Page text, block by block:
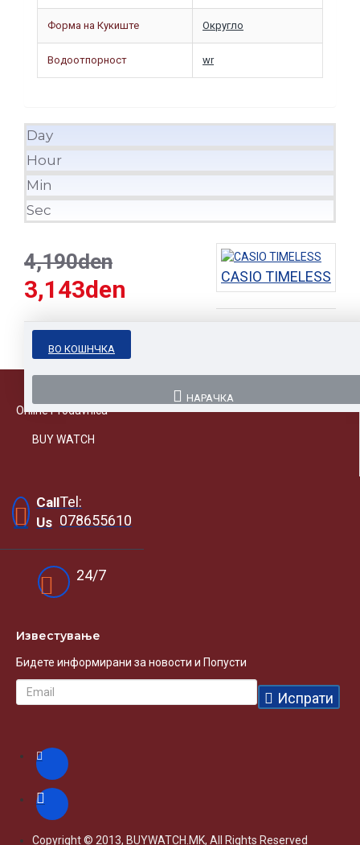
Форма на Кукиште Округло
Водоотпорност wr
Day
Hour
Min
Sec
4,190den
3,143den CASIO TIMELESS
ВО КОШНЧКА
НАРАЧКА
Online Prodavnica
BUY WATCH
Call
Us
Tel:
078655610
24/7
Известувањe
Бидете информирани за новости и Попусти
Испрати
Copyright © 2013, BUYWATCH.MK, All Rights Reserved